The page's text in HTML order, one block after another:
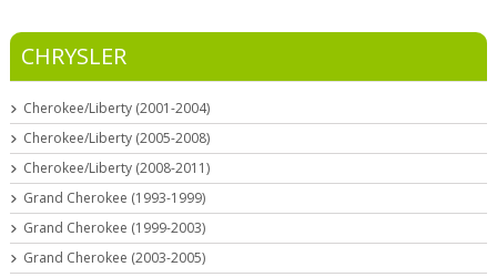
CHRYSLER
Cherokee/Liberty (2001-2004)
Cherokee/Liberty (2005-2008)
Cherokee/Liberty (2008-2011)
Grand Cherokee (1993-1999)
Grand Cherokee (1999-2003)
Grand Cherokee (2003-2005)